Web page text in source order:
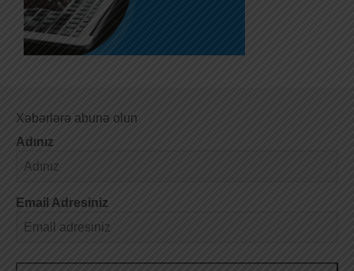
Xəbərlərə abunə olun
Adınız
Email Adresiniz